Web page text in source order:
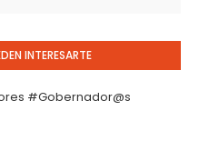
INTERESARTE
#Gobernador@s